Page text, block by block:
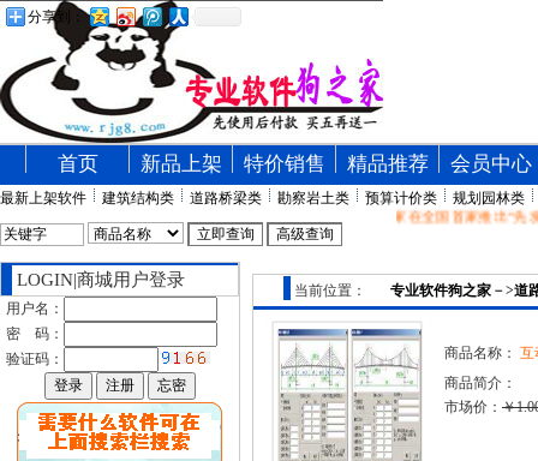
首页 新品上架 特价销售 精品推荐 会员中心
最新上架软件 建筑结构类 道路桥梁类 勘察岩土类 预算计价类
规划园林类
专业软件狗之家在全国首家推出“先
LOGIN|商城用户登录
用户名：
密 码：
验证码：
当前位置： 专业软件狗之家 －>道
商品名称： 互
商品简介：
市场价： ￥
分享到：